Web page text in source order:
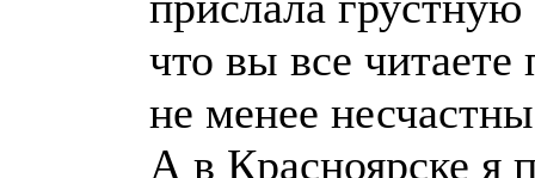
что вы все читаете
не менее
А в Красноярске я